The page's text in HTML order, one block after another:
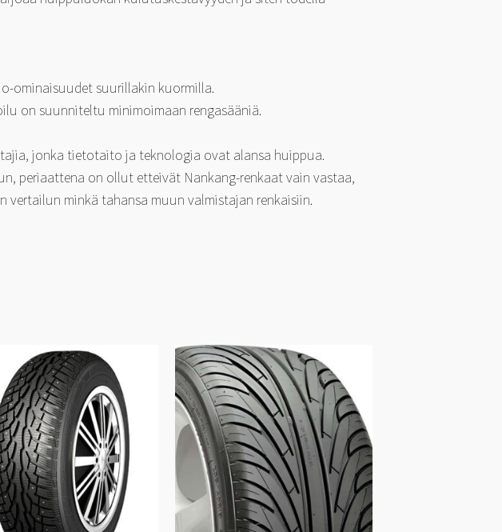
ominaisuudet suurillakin kuormilla.
on suunniteltu minimoimaan rengasääniä.
jonka tietotaito ja teknologia ovat alansa huippua.
periaattena on ollut etteivät Nankang-renkaat vain vastaa,
minkä tahansa muun valmistajan renkaisiin.